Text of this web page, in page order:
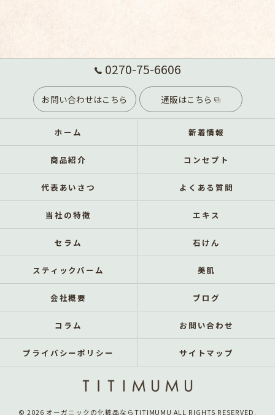
0270-75-6606
お問い合わせはこちら 通販はこちら
ホーム 新着情報
商品紹介 コンセプト
代表あいさつ よくある質問
当社の特徴 エキス
セラム 石けん
スティックバーム 美肌
会社概要 ブログ
コラム お問い合わせ
プライバシーポリシー サイトマップ
© 2026 オーガニックの化粧品ならTITIMUMU ALL RIGHTS RESERVED.